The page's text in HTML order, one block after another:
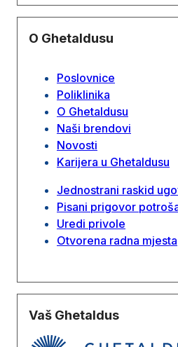
O Ghetaldusu
Poslovnice
Poliklinika
O Ghetaldusu
Naši brendovi
Novosti
Karijera u Ghetaldusu
Jednostrani raskid
Pisani prigovor
Uredi privole
Otvorena radna mjesta
Vaš Ghetaldus